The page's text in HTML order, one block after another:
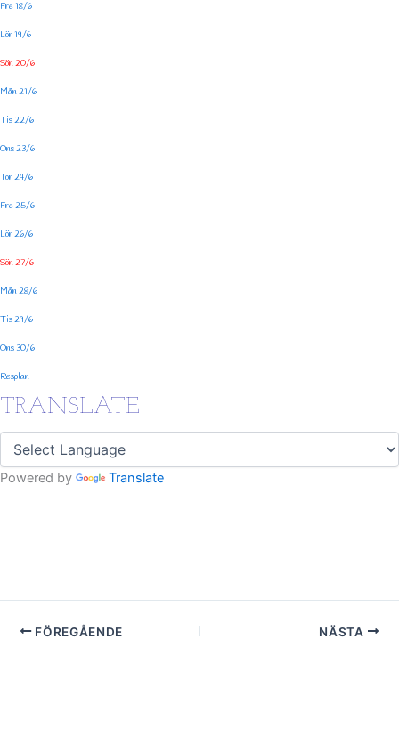
Fre 18/6
Lör 19/6
Sön 20/6
Mån 21/6
Tis 22/6
Ons 23/6
Tor 24/6
Fre 25/6
Lör 26/6
Sön 27/6
Mån 28/6
Tis 29/6
Ons 30/6
Resplan
TRANSLATE
Powered by Translate
FÖREGÅENDE NÄSTA